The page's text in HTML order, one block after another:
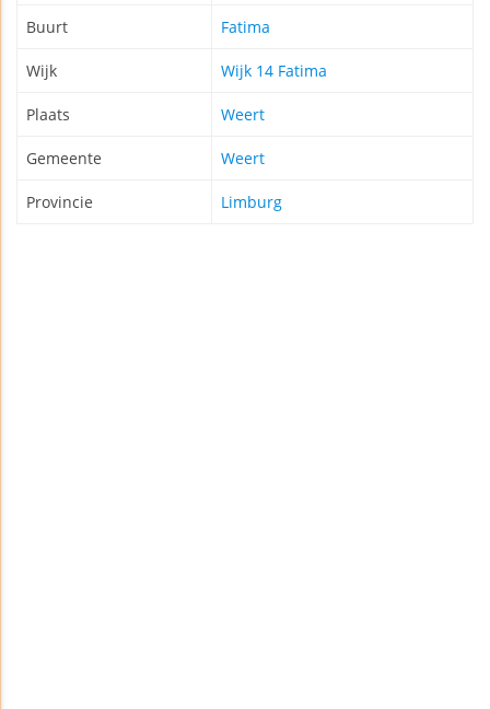
Buurt Fatima
Wijk Wijk 14 Fatima
Plaats Weert
Gemeente Weert
Provincie Limburg